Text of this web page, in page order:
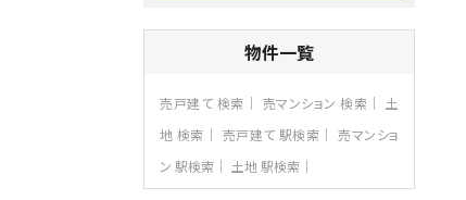
4ＳＬＤＫ
海老名駅
並列2台駐…
第8位
3,990万円
4ＬＤＫ
物件一覧
売戸建て 検索 売マンション 検索
土
地 検索
売戸建て 駅検索
売マンショ
ン 駅検索
土地 駅検索